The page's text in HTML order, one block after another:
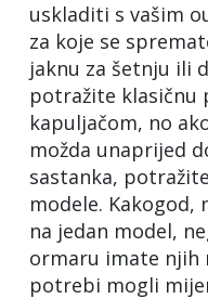
uskladiti s vašim
za koje se
jaknu za šetnju ili
potražite klasičnu
kapuljačom, no
možda unaprijed
sastanka,
modele.
na jedan model,
ormaru imate njih
potrebi mogli